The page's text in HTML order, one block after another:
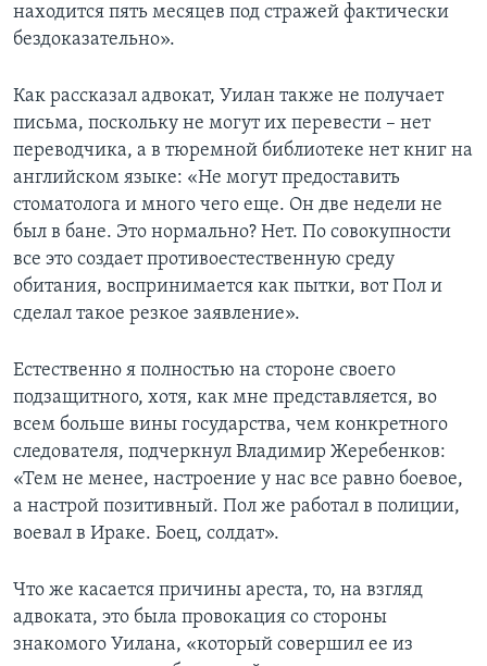
находится пять месяцев под стражей фактически
бездоказательно».
Как рассказал адвокат, Уилан также не получает
письма, поскольку не могут их перевести – нет
переводчика, а в тюремной библиотеке нет книг на
английском языке: «Не могут предоставить
стоматолога и много чего еще. Он две недели не
был в бане. Это нормально? Нет. По совокупности
все это создает противоестественную среду
обитания, воспринимается как пытки, вот Пол и
сделал такое резкое заявление».
Естественно я полностью на стороне своего
подзащитного, хотя, как мне представляется, во
всем больше вины государства, чем конкретного
следователя, подчеркнул Владимир Жеребенков:
«Тем не менее, настроение у нас все равно боевое,
а настрой позитивный. Пол же работал в полиции,
воевал в Ираке. Боец, солдат».
Что же касается причины ареста, то, на взгляд
адвоката, это была провокация со стороны
знакомого Уилана, «который совершил ее из